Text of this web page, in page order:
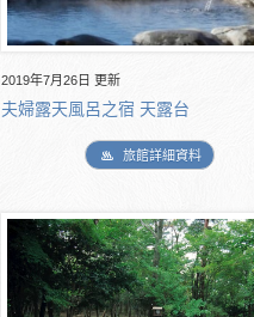
2019年7月26日 更新
夫婦露天風呂之宿 天露台
旅館詳細資料